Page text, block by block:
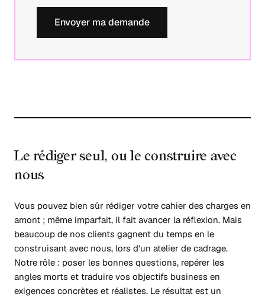
Envoyer ma demande
Le rédiger seul, ou le construire avec
nous
Vous pouvez bien sûr rédiger votre cahier des charges en
amont ; même imparfait, il fait avancer la réflexion. Mais
beaucoup de nos clients gagnent du temps en le
construisant avec nous, lors d'un atelier de cadrage.
Notre rôle : poser les bonnes questions, repérer les
angles morts et traduire vos objectifs business en
exigences concrètes et réalistes. Le résultat est un